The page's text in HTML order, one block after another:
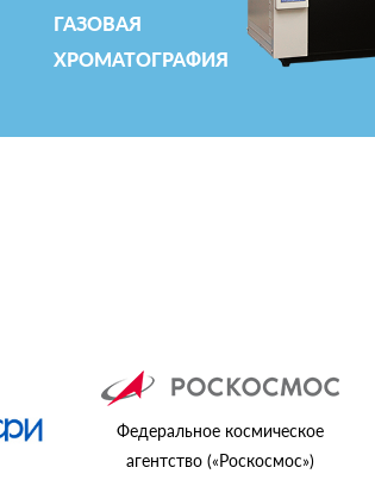
ГАЗОВАЯ
ХРОМАТОГРАФИЯ
Федеральное космическое
агентство («Роскосмос»)